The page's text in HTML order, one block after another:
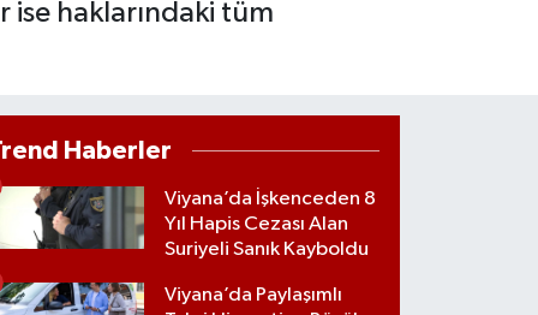
ise haklarındaki tüm
Haberler
Viyana’da İşkenceden 8
Yıl Hapis Cezası Alan
Suriyeli Sanık Kayboldu
Viyana’da Paylaşımlı